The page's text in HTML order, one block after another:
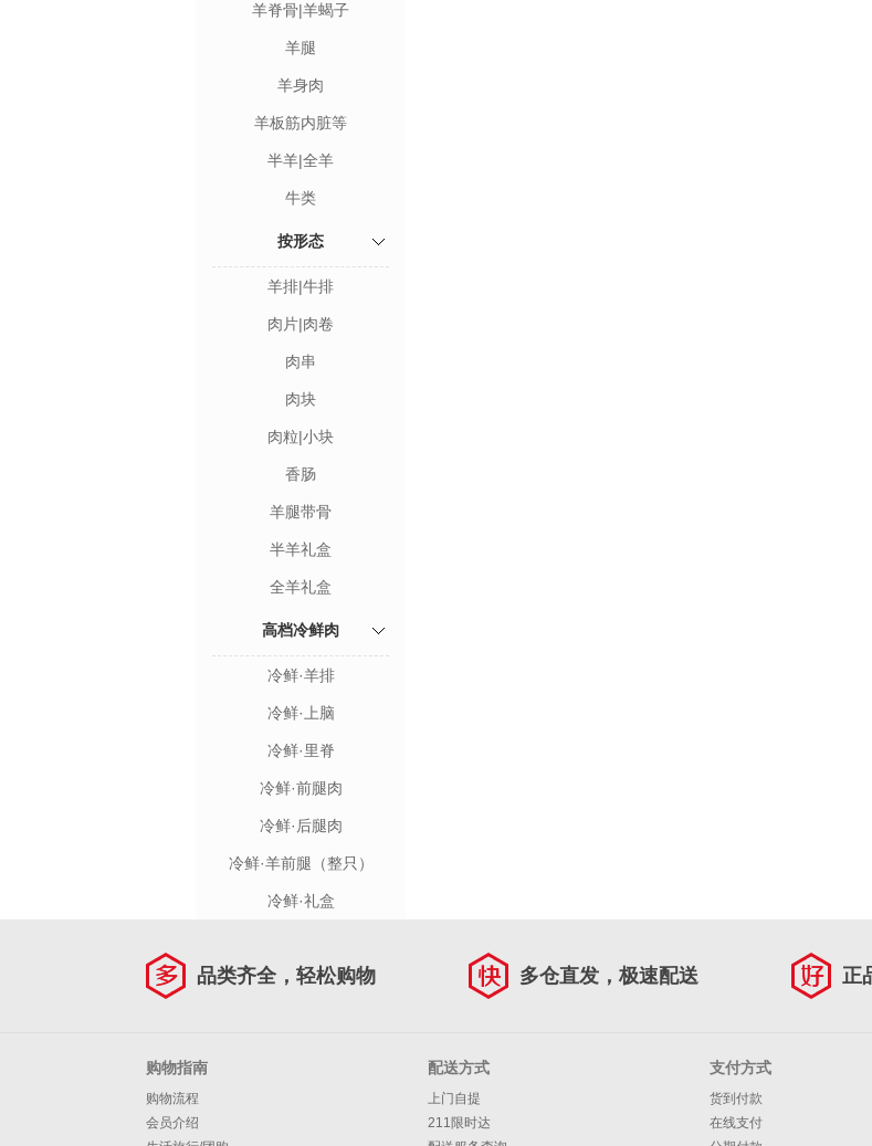
羊脊骨|羊蝎子
羊腿
羊身肉
羊板筋内脏等
半羊|全羊
牛类
按形态
羊排|牛排
肉片|肉卷
肉串
肉块
肉粒|小块
香肠
羊腿带骨
半羊礼盒
全羊礼盒
高档冷鲜肉
冷鲜·羊排
冷鲜·上脑
冷鲜·里脊
冷鲜·前腿肉
冷鲜·后腿肉
冷鲜·羊前腿（整只）
冷鲜·礼盒
品类齐全，轻松购物 多仓直发，极速配送 正
购物指南
购物流程
会员介绍
配送方式
上门自提
211限时达
支付方式
货到付款
在线支付